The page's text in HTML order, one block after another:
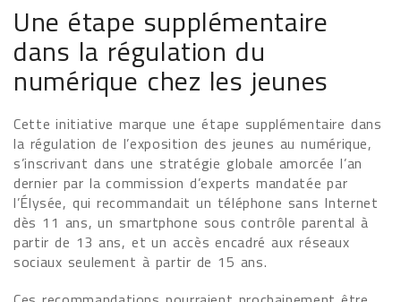
Une étape supplémentaire
dans la régulation du
numérique chez les jeunes
Cette initiative marque une étape supplémentaire dans
la régulation de l’exposition des jeunes au numérique,
s’inscrivant dans une stratégie globale amorcée l’an
dernier par la commission d’experts mandatée par
l’Élysée, qui recommandait un téléphone sans Internet
dès 11 ans, un smartphone sous contrôle parental à
partir de 13 ans, et un accès encadré aux réseaux
sociaux seulement à partir de 15 ans.